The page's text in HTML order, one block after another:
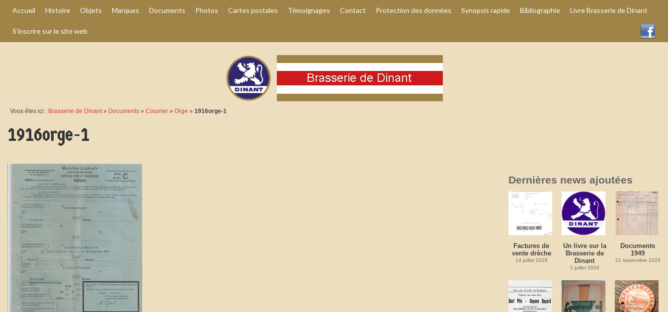
Accueil Histoire Objets Marques Documents Photos Cartes postales Témoignages Contact Protection des données Synopsis rapide Bibliographie Livre Brasserie de Dinant
S’inscrire sur le site web
Vous êtes ici : Brasserie de Dinant» Documents » Courrier » Orge » 1916orge-1
1916orge-1
Dernières news ajoutées
Factures de
vente drèche
14 juillet 2026
Un livre sur la
Brasserie de
Dinant
1 juillet 2026
Documents
1949
21 septembre 2025